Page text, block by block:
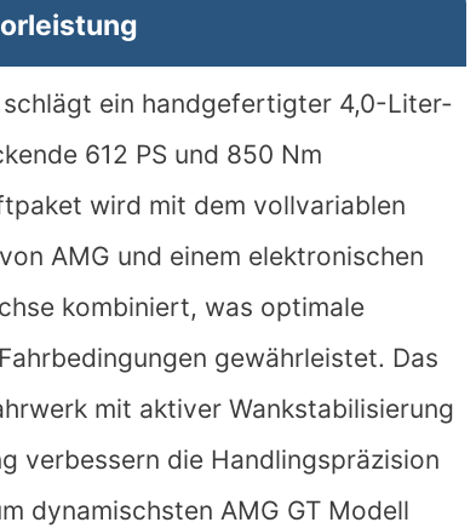
schlägt ein handgefertigter 4,0-Liter-
612 PS und 850 Nm
wird mit dem vollvariablen
AMG und einem elektronischen
kombiniert, was optimale
gewährleistet. Das
mit aktiver Wankstabilisierung
verbessern die Handlingspräzision
dynamischsten AMG GT Modell